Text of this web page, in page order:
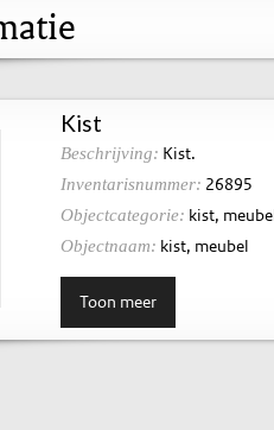
Kist
Beschrijving: Kist.
Inventarisnummer: 26895
Objectcategorie: kist,
Objectnaam: kist, meubel
Toon meer